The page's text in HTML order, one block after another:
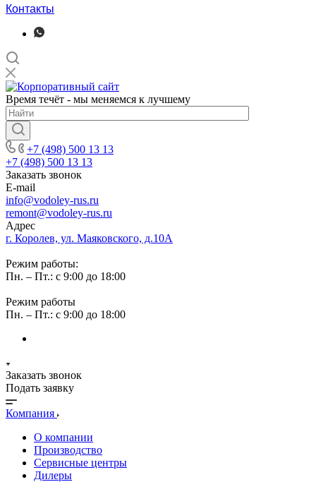
Контакты
Время течёт - мы меняемся к лучшему
+7 (498) 500 13 13
+7 (498) 500 13 13
Заказать звонок
E-mail
info@vodoley-rus.ru
remont@vodoley-rus.ru
Адрес
г. Королев, ул. Маяковского, д.10А
Режим работы:
Пн. – Пт.: с 9:00 до 18:00
Режим работы
Пн. – Пт.: с 9:00 до 18:00
Заказать звонок
Подать заявку
Компания
О компании
Производство
Сервисные центры
Дилеры